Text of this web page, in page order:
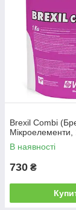
рослини і
того, такі
м'яким і
його від
негативного
наших
Brexil Combi
Мікроелементи,
В наявності
730 ₴